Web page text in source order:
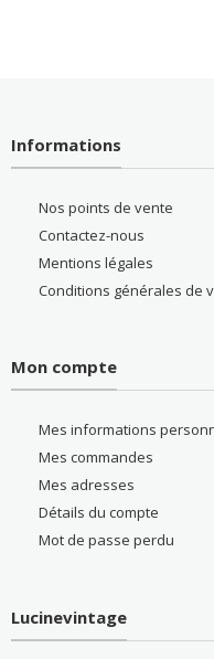
Informations
Nos points de vente
Contactez-nous
Mentions légales
Conditions générales de
Mon compte
Mes informations
Mes commandes
Mes adresses
Détails du compte
Mot de passe perdu
Lucinevintage